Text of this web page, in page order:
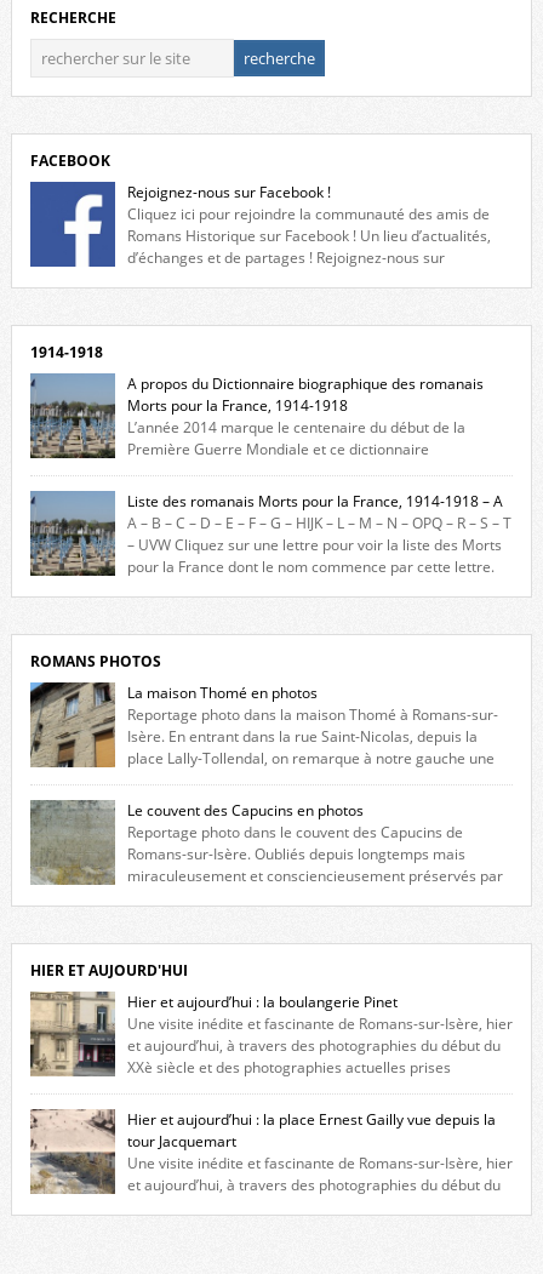
RECHERCHE
FACEBOOK
Rejoignez-nous sur Facebook !
Cliquez ici pour rejoindre la communauté des amis de
Romans Historique sur Facebook ! Un lieu d’actualités,
d’échanges et de partages ! Rejoignez-nous sur
1914-1918
A propos du Dictionnaire biographique des romanais
Morts pour la France, 1914-1918
L’année 2014 marque le centenaire du début de la
Première Guerre Mondiale et ce dictionnaire
biographique veut rendre hommage aux romanais Morts pour la
France durant ce conflit. La base de cette recherche historique est
constituée des noms gravés sur les plaques commémoratives de
l’Hôtel de Ville, du lycée du Dauphiné et du lycée Triboulet, […]
Liste des romanais Morts pour la France, 1914-1918 – A
A – B – C – D – E – F – G – HIJK – L – M – N – OPQ – R – S – T
– UVW Cliquez sur une lettre pour voir la liste des Morts
pour la France dont le nom commence par cette lettre.
ROMANS PHOTOS
La maison Thomé en photos
Reportage photo dans la maison Thomé à Romans-sur-
Isère. En entrant dans la rue Saint-Nicolas, depuis la
place Lally-Tollendal, on remarque à notre gauche une
maison construite au XVIè siècle. Les deux façades sont ornées de
fenêtres jumelles à meneaux. Entre ces deux étages, on peut voir une
niche qui contient une statue de la Vierge. […]
Le couvent des Capucins en photos
Reportage photo dans le couvent des Capucins de
Romans-sur-Isère. Oubliés depuis longtemps mais
miraculeusement et consciencieusement préservés par
l’histoire de la redécouverte de vestiges du couvent des Capucins ! Petit
retour sur l’histoire […]
HIER ET AUJOURD'HUI
Hier et aujourd’hui : la boulangerie Pinet
Une visite inédite et fascinante de Romans-sur-Isère, hier
et aujourd’hui, à travers des photographies du début du
XXè siècle et des photographies actuelles prises
exactement dans le même cadre ! A l’angle de la place Jean Jaurès et de
l’avenue Victor Hugo (à côté d’Intermarché), à Romans. La boulangerie
Jules Pinet est inscrite dans le […]
Hier et aujourd’hui : la place Ernest Gailly vue depuis la
tour Jacquemart
Une visite inédite et fascinante de Romans-sur-Isère, hier
et aujourd’hui, à travers des photographies du début du